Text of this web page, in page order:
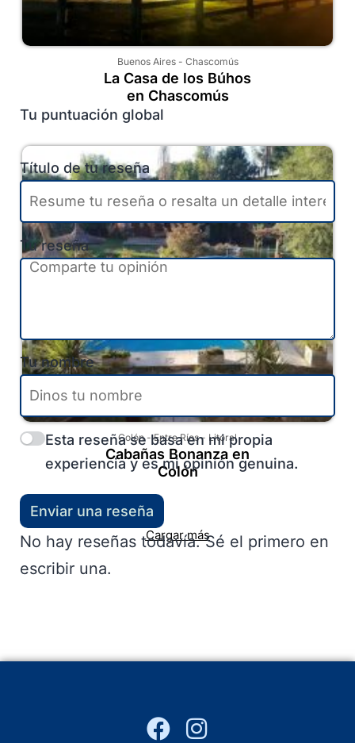
Buenos Aires- Chascomús
La Casa de los Búhos
en Chascomús
Colón-Entre Ríos- Litoral
Cabañas Bonanza en
Colón
Cargar más
Tu puntuación global
Título de tu reseña
Tu reseña
Tu nombre
Esta reseña se basa en mi propia
experiencia y es mi opinión genuina.
Enviar una reseña
No hay reseñas todavía. Sé el primero en
escribir una.